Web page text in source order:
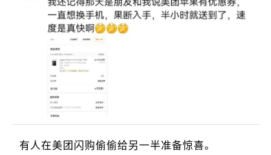
有人在美团闪购偷偷给另一半准备惊喜。